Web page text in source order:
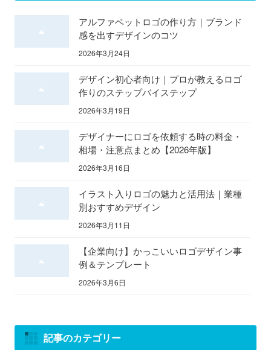
アルファベットロゴの作り方｜ブランド
感を出すデザインのコツ
2026年3月24日
デザイン初心者向け｜プロが教えるロゴ
作りのステップバイステップ
2026年3月19日
デザイナーにロゴを依頼する時の料金・
相場・注意点まとめ【2026年版】
2026年3月16日
イラスト入りロゴの魅力と活用法｜業種
別おすすめデザイン
2026年3月11日
【企業向け】かっこいいロゴデザイン事
例＆テンプレート
2026年3月6日
記事のカテゴリー